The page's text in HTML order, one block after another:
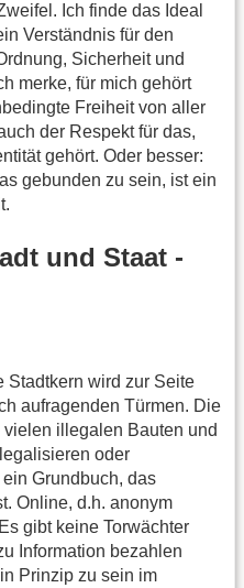
Ich finde das Ideal
Verständnis für den
Sicherheit und
merke, für mich gehört
Freiheit von aller
der Respekt für das,
gehört. Oder besser:
gebunden zu sein, ist ein
und Staat -
Stadtkern wird zur Seite
aufragenden Türmen. Die
illegalen Bauten und
oder
Grundbuch, das
Online, d.h. anonym
gibt keine Torwächter
Information bezahlen
Prinzip zu sein im